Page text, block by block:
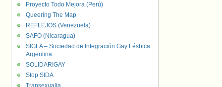
Proyecto Todo Mejora (Perú)
Queering The Map
REFLEJOS (Venezuela)
SAFO (Nicaragua)
SIGLA – Sociedad de Integración Gay Lésbica
Argentina
SOLIDARIGAY
Stop SIDA
Transexualia